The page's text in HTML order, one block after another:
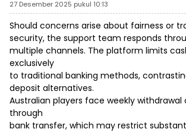
27 Desember 2025 pukul 10:13
Should concerns arise about fairness or
security, the support team responds
multiple channels. The platform limits
exclusively
to traditional banking methods,
deposit alternatives.
Australian players face weekly withdrawal
through
bank transfer, which may restrict